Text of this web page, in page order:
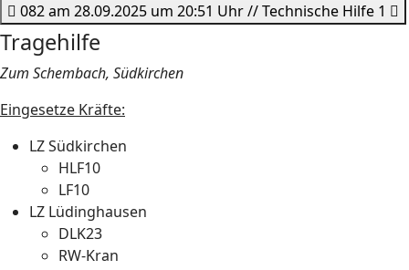
082 am 28.09.2025 um 20:51 Uhr // Technische Hilfe 1
Tragehilfe
Zum Schembach, Südkirchen
Eingesetze Kräfte:
LZ Südkirchen
HLF10
LF10
LZ Lüdinghausen
DLK23
RW-Kran